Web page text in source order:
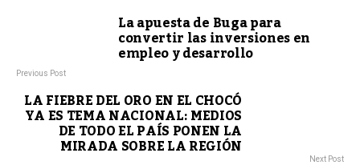
La apuesta de Buga para
convertir las inversiones en
empleo y desarrollo
Previous Post
LA FIEBRE DEL ORO EN EL CHOCÓ
YA ES TEMA NACIONAL: MEDIOS
DE TODO EL PAÍS PONEN LA
MIRADA SOBRE LA REGIÓN Next Post